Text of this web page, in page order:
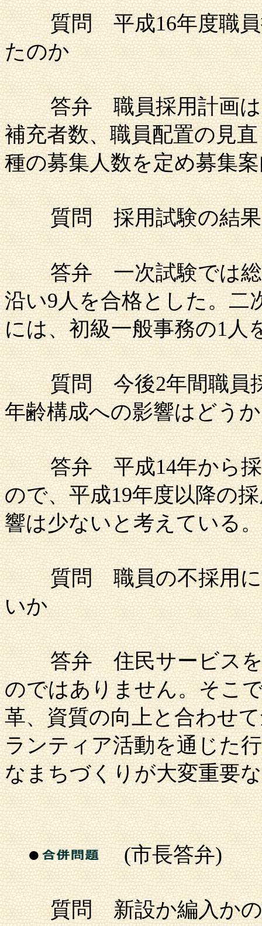
質問平成16年度職
たのか
答弁職員採用計画
補充者数、職員配置の見
種の募集人数を定め募集
質問採用試験の結
答弁一次試験では
沿い9人を合格とした。二
には、初級一般事務の1人
質問今後2年間職員
年齢構成への影響はどうか
答弁平成14年から
ので、平成19年度以降の
響は少ないと考えている。
質問職員の不採用に
いか
答弁住民サービスを
のではありません。そこ
革、資質の向上と合わせ
ランティア活動を通じた
なまちづくりが大変重要
● (市長答弁)
質問新設か編入かの